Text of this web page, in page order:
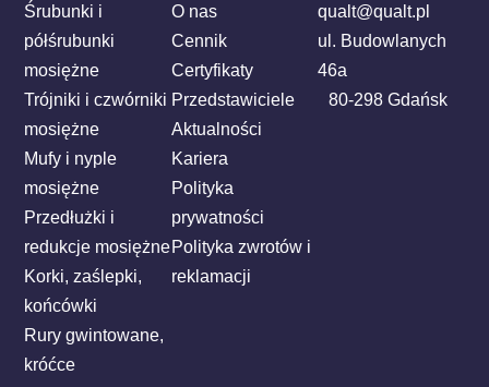
Śrubunki i
półśrubunki
mosiężne
Trójniki i czwórniki
mosiężne
Mufy i nyple
mosiężne
Przedłużki i
redukcje mosiężne
Korki, zaślepki,
końcówki
Rury gwintowane,
króćce
O nas
Cennik
Certyfikaty
Przedstawiciele
Aktualności
Kariera
Polityka
prywatności
Polityka zwrotów i
reklamacji
qualt@qualt.pl
ul. Budowlanych
46a
80-298 Gdańsk